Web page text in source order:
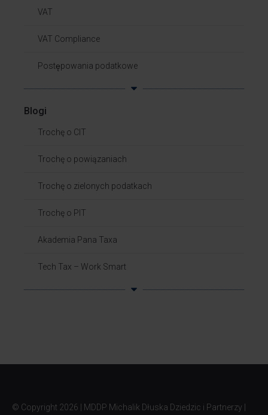
VAT
VAT Compliance
Postępowania podatkowe
Blogi
Trochę o CIT
Trochę o powiązaniach​
Trochę o zielonych podatkach
Trochę o PIT
Akademia Pana Taxa
Tech Tax – Work Smart
© Copyright 2026 | MDDP Michalik Dłuska Dziedzic i Partnerzy |